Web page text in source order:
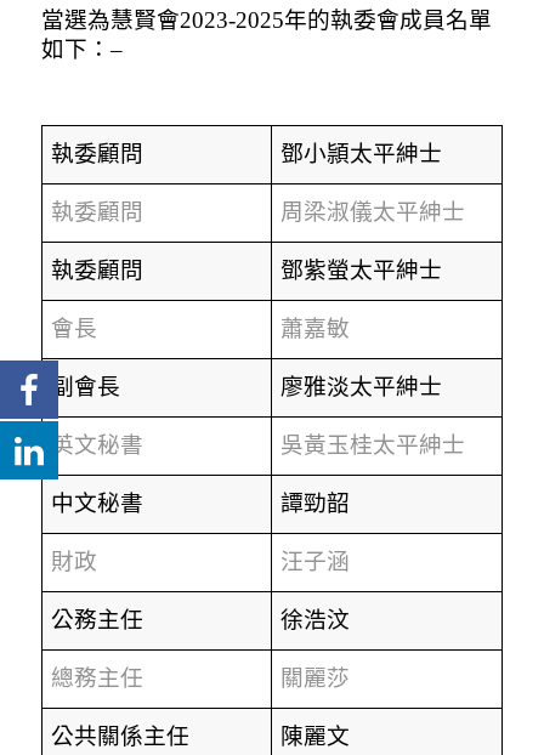
當選為慧賢會2023-2025年的執委會成員名單
如下：–
執委顧問 鄧小頴太平紳士
執委顧問 周梁淑儀太平紳士
執委顧問 鄧紫螢太平紳士
會長 蕭嘉敏
副會長 廖雅淡太平紳士
英文秘書 吳黃玉桂太平紳士
中文秘書 譚勁韶
財政 汪子涵
公務主任 徐浩汶
總務主任 關麗莎
公共關係主任 陳麗文